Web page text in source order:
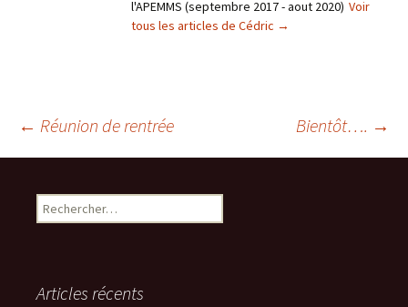
l'APEMMS (septembre 2017 - aout 2020) Voir
tous les articles de Cédric →
Navigation
des
← Réunion de rentrée Bientôt…. →
Rechercher :
Articles récents